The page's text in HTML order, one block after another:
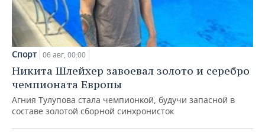
Спорт 06 авг, 00:00
Никита Шлейхер завоевал золото и серебро
чемпионата Европы
Агния Тулупова стала чемпионкой, будучи запасной в
составе золотой сборной синхронисток